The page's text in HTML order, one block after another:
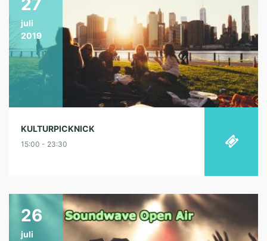
27
juli
2019
KULTURPICKNICK
15:00 - 23:30
26
juli